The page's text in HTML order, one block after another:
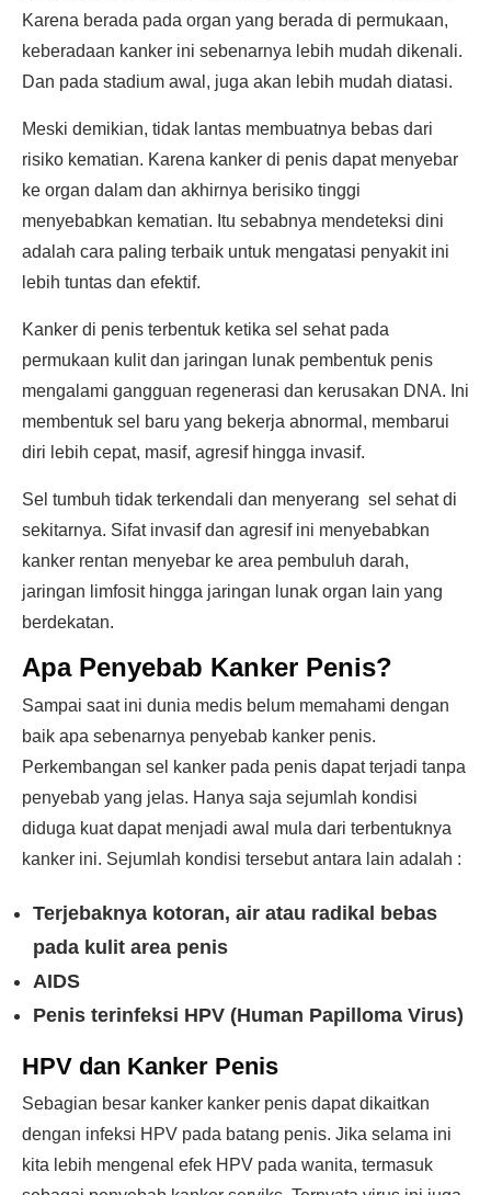
Karena berada pada organ yang berada di permukaan,
keberadaan kanker ini sebenarnya lebih mudah dikenali.
Dan pada stadium awal, juga akan lebih mudah diatasi.
Meski demikian, tidak lantas membuatnya bebas dari
risiko kematian. Karena kanker di penis dapat menyebar
ke organ dalam dan akhirnya berisiko tinggi
menyebabkan kematian. Itu sebabnya mendeteksi dini
adalah cara paling terbaik untuk mengatasi penyakit ini
lebih tuntas dan efektif.
Kanker di penis terbentuk ketika sel sehat pada
permukaan kulit dan jaringan lunak pembentuk penis
mengalami gangguan regenerasi dan kerusakan DNA. Ini
membentuk sel baru yang bekerja abnormal, membarui
diri lebih cepat, masif, agresif hingga invasif.
Sel tumbuh tidak terkendali dan menyerang sel sehat di
sekitarnya. Sifat invasif dan agresif ini menyebabkan
kanker rentan menyebar ke area pembuluh darah,
jaringan limfosit hingga jaringan lunak organ lain yang
berdekatan.
Apa Penyebab Kanker Penis?
Sampai saat ini dunia medis belum memahami dengan
baik apa sebenarnya penyebab kanker penis.
Perkembangan sel kanker pada penis dapat terjadi tanpa
penyebab yang jelas. Hanya saja sejumlah kondisi
diduga kuat dapat menjadi awal mula dari terbentuknya
kanker ini. Sejumlah kondisi tersebut antara lain adalah :
Terjebaknya kotoran, air atau radikal bebas
pada kulit area penis
AIDS
Penis terinfeksi HPV (Human Papilloma Virus)
HPV dan Kanker Penis
Sebagian besar kanker kanker penis dapat dikaitkan
dengan infeksi HPV pada batang penis. Jika selama ini
kita lebih mengenal efek HPV pada wanita, termasuk